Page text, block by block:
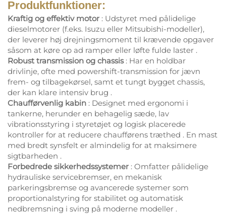
Produktfunktioner:
Kraftig og effektiv motor : Udstyret med pålidelige
dieselmotorer (f.eks. Isuzu eller Mitsubishi-modeller),
der leverer høj drejningsmoment til krævende opgaver
såsom at køre op ad ramper eller løfte fulde laster .
Robust transmission og chassis : Har en holdbar
drivlinje, ofte med powershift-transmission for jævn
frem- og tilbagekørsel, samt et tungt bygget chassis,
der kan klare intensiv brug .
Chaufførvenlig kabin : Designet med ergonomi i
tankerne, herunder en behagelig sæde, lav
vibrationsstyring i styretøjet og logisk placerede
kontroller for at reducere chaufførens træthed . En mast
med bredt synsfelt er almindelig for at maksimere
sigtbarheden .
Forbedrede sikkerhedssystemer : Omfatter pålidelige
hydrauliske servicebremser, en mekanisk
parkeringsbremse og avancerede systemer som
proportionalstyring for stabilitet og automatisk
nedbremsning i sving på moderne modeller .